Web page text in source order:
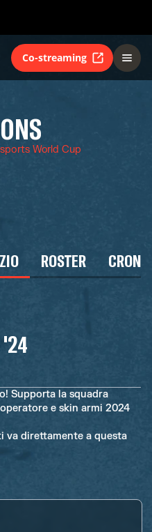
Co-streaming
World Cup
ROSTER
'24
Supporta la squadra
e skin armi 2024
va direttamente a questa